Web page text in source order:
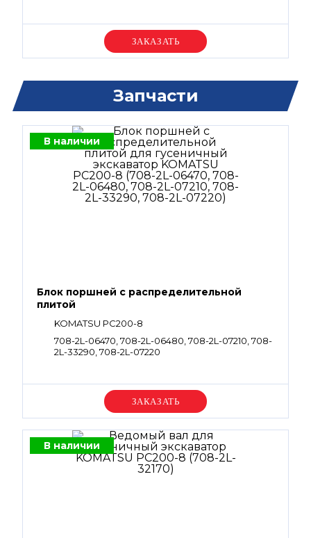
Уточняйте цену
Запчасти
В наличии
Блок поршней c распределительной
плитой
KOMATSU PC200-8
708-2L-06470, 708-2L-06480, 708-2L-07210, 708-
2L-33290, 708-2L-07220
Уточняйте цену
В наличии